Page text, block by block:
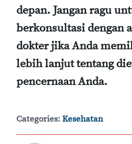
depan. Jangan ragu
berkonsultasi dengan
dokter jika Anda
lebih lanjut tentang
pencernaan Anda.
Categories:Kesehatan